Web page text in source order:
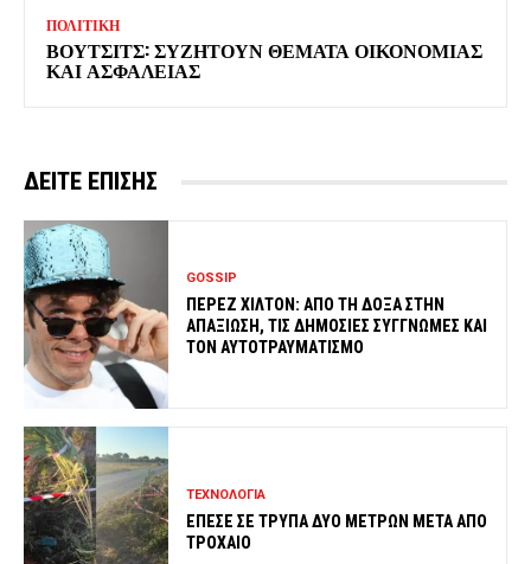
ΠΟΛΙΤΙΚΗ
ΒΟΥΤΣΙΤΣ: ΣΥΖΗΤΟΥΝ ΘΕΜΑΤΑ ΟΙΚΟΝΟΜΙΑΣ
ΚΑΙ ΑΣΦΑΛΕΙΑΣ
ΔΕΙΤΕ ΕΠΙΣΗΣ
GOSSIP
ΠΕΡΕΖ ΧΙΛΤΟΝ: ΑΠΟ ΤΗ ΔΟΞΑ ΣΤΗΝ
ΑΠΑΞΙΩΣΗ, ΤΙΣ ΔΗΜΟΣΙΕΣ ΣΥΓΓΝΩΜΕΣ ΚΑΙ
ΤΟΝ ΑΥΤΟΤΡΑΥΜΑΤΙΣΜΟ
ΤΕΧΝΟΛΟΓΙΑ
ΕΠΕΣΕ ΣΕ ΤΡΥΠΑ ΔΥΟ ΜΕΤΡΩΝ ΜΕΤΑ ΑΠΟ
ΤΡΟΧΑΙΟ